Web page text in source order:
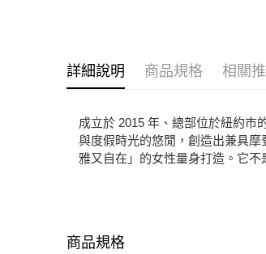
詳細說明 商品規格 相關
成立於 2015 年、總部位於紐約市
與度假時光的悠閒，創造出兼具
雅又自在」的女性量身打造。它
商品規格